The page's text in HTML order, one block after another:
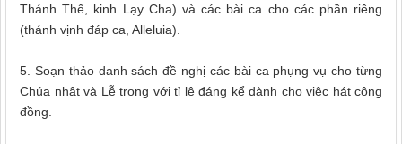
Thánh Thể, kinh Lạy Cha) và các bài ca cho các phần riêng
(thánh vịnh đáp ca, Alleluia).
5. Soạn thảo danh sách đề nghị các bài ca phụng vụ cho từng
Chúa nhật và Lễ trọng với tỉ lệ đáng kể dành cho việc hát cộng
đồng.